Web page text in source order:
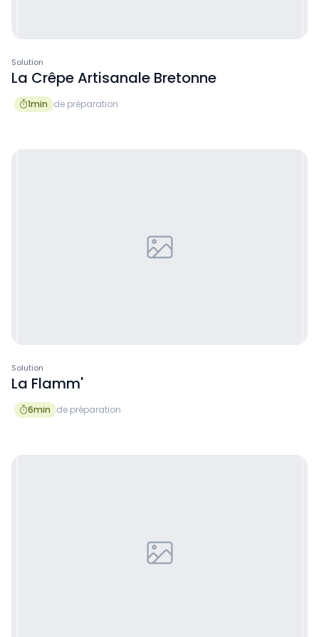
Solution
La Crêpe Artisanale Bretonne
1min de préparation
Solution
La Flamm'
6min de préparation